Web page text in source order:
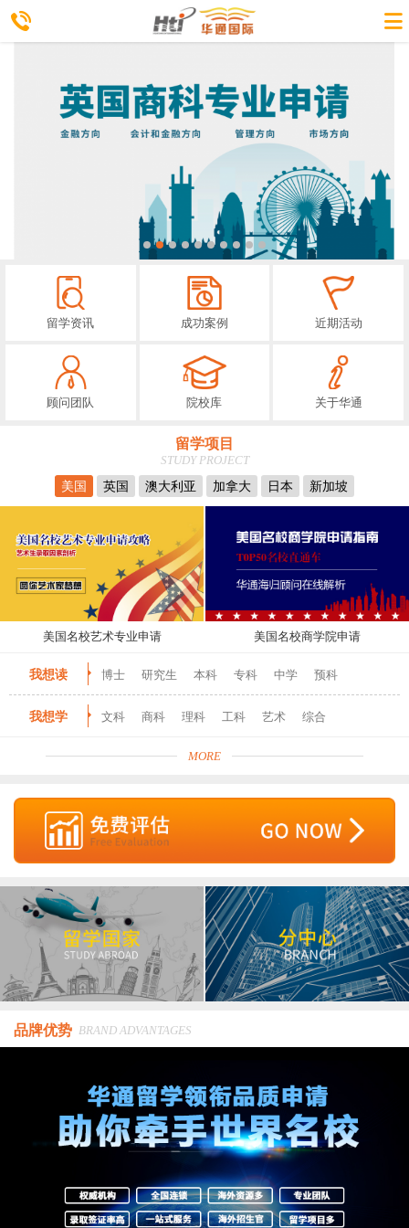
留学资讯 成功案例 近期活动
顾问团队 院校库 关于华通
留学项目
STUDY PROJECT
美国
英国 澳大利亚 加拿大 日本 新加坡
美国名校艺术专业申请 美国名校商学院申请
我想读 博士 研究生 本科 专科 中学 预科
我想学 文科 商科 理科 工科 艺术 综合
MORE
品牌优势 BRAND ADVANTAGES